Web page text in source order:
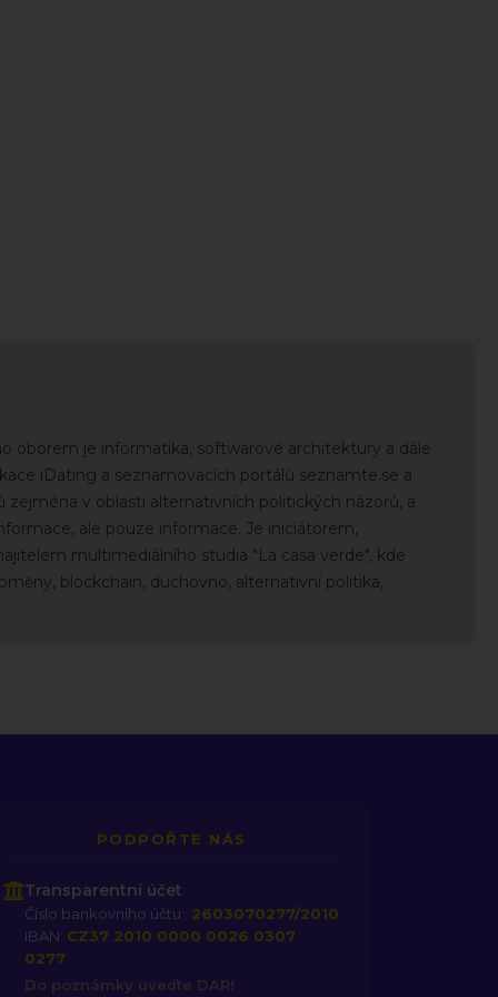
oborem je informatika, softwarové architektury a dále
iDating a seznamovacích portálů seznamte.se a
zejména v oblasti alternativních politických názorů, a
ale pouze informace. Je iniciátorem,
multimediálního studia "La casa verde", kde
blockchain, duchovno, alternativní politika,
PODPOŘTE NÁS
Transparentní účet
Číslo bankovního účtu:: 2603070277/2010
IBAN: CZ37 2010 0000 0026 0307
0277
Do poznámky uveďte DAR!